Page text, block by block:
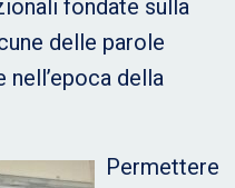
fondate sulla
delle parole
della
Permettere